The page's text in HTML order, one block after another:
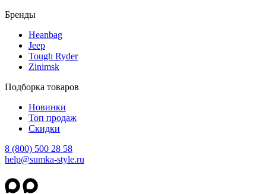
Бренды
Heanbag
Jeep
Tough Ryder
Zinimsk
Подборка товаров
Новинки
Топ продаж
Скидки
8 (800) 500 28 58
help@sumka-style.ru